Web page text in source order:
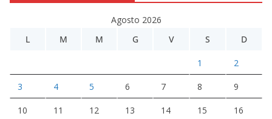
Agosto 2026
L
M M G V S D
1 2
3 4 5 6 7 8 9
10 11 12 13 14 15 16